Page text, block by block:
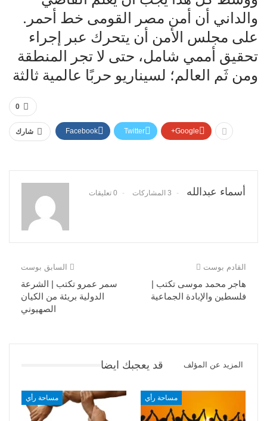
والداني أن أمن مصر القومى خط أحمر.
على مجلس الأمن أن يتحرك عبر إجراء
تحقيق أممي شامل، حتى لا تجر المنطقة
ومن ثَم العالم؛ لسيناريو حربًا عالمية ثالثة
0
شارك Facebook Twitter Google+
أسماء عبدالله 3 المشاركات 0 تعليقات
السابق بوست
سمر عمرو تكتب | الشرعة
الدولية بريئة من الكيان
الصهيوني
القادم بوست
هاجر محمد موسى تكتب |
فلسطين والإبادة الجماعية
قد يعجبك ايضا المزيد عن المؤلف
مساحة رأي مساحة رأي